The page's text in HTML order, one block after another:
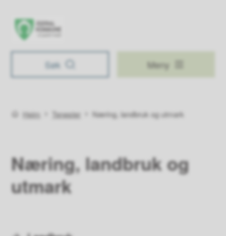
Åseral kommune
Søk Meny
Du er her:
Heim Tenester Næring, landbruk og utmark
Næring, landbruk og
utmark